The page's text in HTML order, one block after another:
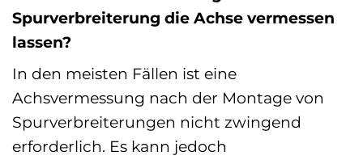
Spurverbreiterung die Achse vermessen
lassen?
In den meisten Fällen ist eine
Achsvermessung nach der Montage von
Spurverbreiterungen nicht zwingend
erforderlich. Es kann jedoch